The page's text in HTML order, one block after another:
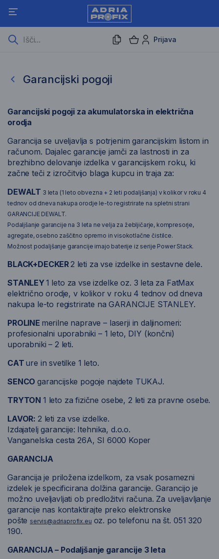
Prijava
Garancijski pogoji
Garancijski pogoji za akumulatorska in električna
orodja
Garancija se uveljavlja s potrjenim garancijskim listom in
računom. Dajalec garancije jamči za lastnosti in za
brezhibno delovanje izdelka v garancijskem roku, ki
začne teči z izročitvijo blaga kupcu in traja za:
DEWALT 3 leta (1 leto obvezna + 2 leti podaljšanja) v kolikor v roku 4
tednov od dneva nakupa orodje le-to registrirate na spletni strani
GARANCIJE DEWALT.
Podaljšanje garancije na 3 leta ne velja za žebljičarje, kompresorje,
agregate, osebno zaščitno opremo in visokotlačne čistilce.
Možnost podaljšanje garancije imajo baterije iz serije Power Stack.
BLACK+DECKER2 leti za vse izdelke in sestavne dele.
STANLEY1 leto za vse izdelke oz. 3 leta za FatMax
električno orodje, v kolikor v roku 4 tednov od dneva
nakupa le-to registrirate naGARANCIJE STANLEY.
PROLINE merilne naprave – laserji in daljinomeri:
profesionalni uporabniki – 1 leto, DIY (končni)
uporabniki – 2 leti.
CAT ure in svetilke 1 leto.
SENCOgarancijske pogoje najdete TUKAJ.
TRYTON 1 leto za fizične osebe, 2 leti za pravne osebe.
LAVOR: 2 leti za vse izdelke.
Izdajatelj garancije: Itehnika, d.o.o.
Vanganelska cesta 26A, SI 6000 Koper
GARANCIJA
Garancija je priložena izdelkom, za vsak posamezni
izdelek je specificirana dolžina garancije. Garancijo je
možno uveljavljati ob predložitvi računa. Za uveljavljanje
garancije nas kontaktirajte preko elektronske
pošte servis@adriaprofix.eu oz. po telefonu na št. 051 320
190.
GARANCIJA – Podaljšanje garancije 3 leta